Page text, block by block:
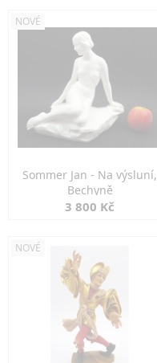
NOVÉ
Sommer Jan - Na výsluní,
Bechyně
3 800 Kč
NOVÉ